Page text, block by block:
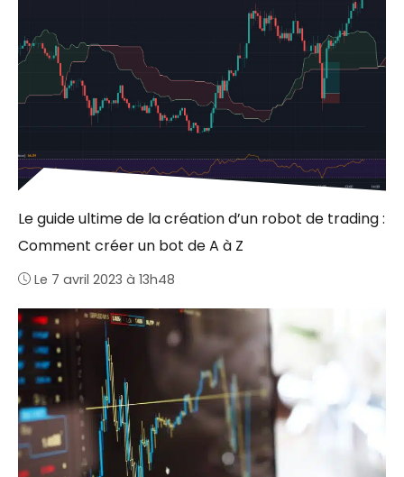
Le guide ultime de la création d’un robot de trading :
Comment créer un bot de A à Z
Le 7 avril 2023 à 13h48